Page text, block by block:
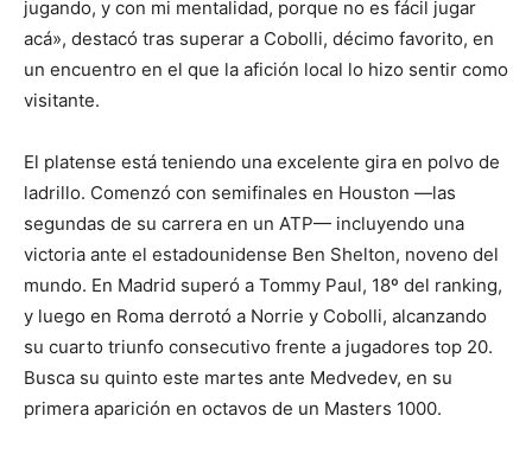
jugando, y con mi mentalidad, porque no es fácil jugar
acá», destacó tras superar a Cobolli, décimo favorito, en
un encuentro en el que la afición local lo hizo sentir como
visitante.
El platense está teniendo una excelente gira en polvo de
ladrillo. Comenzó con semifinales en Houston —las
segundas de su carrera en un ATP— incluyendo una
victoria ante el estadounidense Ben Shelton, noveno del
mundo. En Madrid superó a Tommy Paul, 18º del ranking,
y luego en Roma derrotó a Norrie y Cobolli, alcanzando
su cuarto triunfo consecutivo frente a jugadores top 20.
Busca su quinto este martes ante Medvedev, en su
primera aparición en octavos de un Masters 1000.